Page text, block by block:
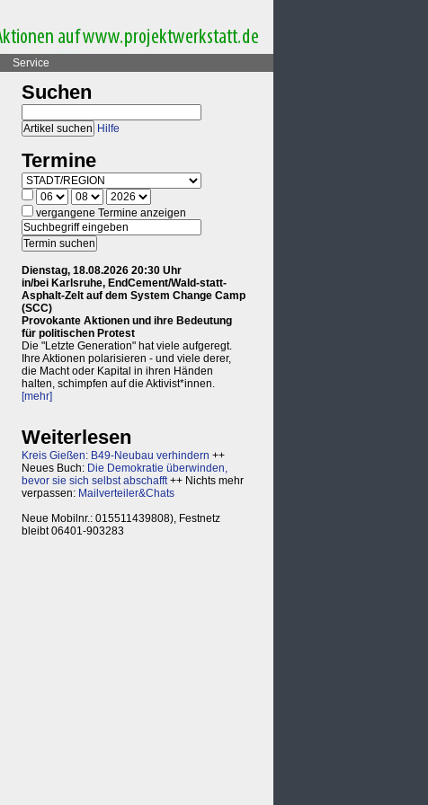
Service
Suchen
Hilfe
Termine
vergangene Termine anzeigen
Dienstag, 18.08.2026 20:30 Uhr
in/bei Karlsruhe, EndCement/Wald-statt-
Asphalt-Zelt auf dem System Change Camp
(SCC)
Provokante Aktionen und ihre Bedeutung
für politischen Protest
Die "Letzte Generation" hat viele aufgeregt.
Ihre Aktionen polarisieren - und viele derer,
die Macht oder Kapital in ihren Händen
halten, schimpfen auf die Aktivist*innen.
[mehr]
Weiterlesen
Kreis Gießen: B49-Neubau verhindern ++
Neues Buch: Die Demokratie überwinden,
bevor sie sich selbst abschafft++ Nichts mehr
verpassen: Mailverteiler&Chats
Neue Mobilnr.: 015511439808), Festnetz
bleibt 06401-903283